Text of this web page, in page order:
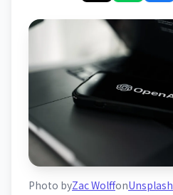
Photo byZac WolffonUnsplash